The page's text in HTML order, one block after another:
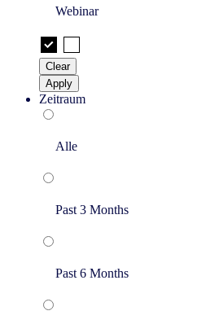
Webinar
Clear
Apply
Zeitraum
Alle
Past 3 Months
Past 6 Months